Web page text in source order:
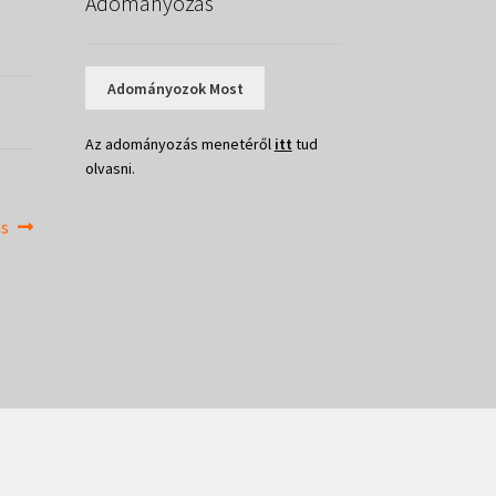
Adományozok Most
Az adományozás menetéről itt tud
olvasni.